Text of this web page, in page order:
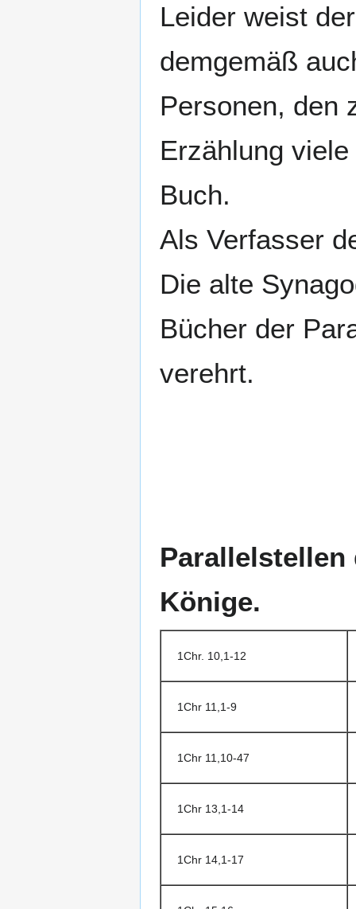
Leider weist
demgemäß
Personen, den
Erzählung
Buch.
Als Verfasser
Die alte
Bücher der
verehrt.
Parallelstellen
Könige.
1Chr. 10,1-12
1Chr 11,1-9
1Chr 11,10-47
1Chr 13,1-14
1Chr 14,1-17